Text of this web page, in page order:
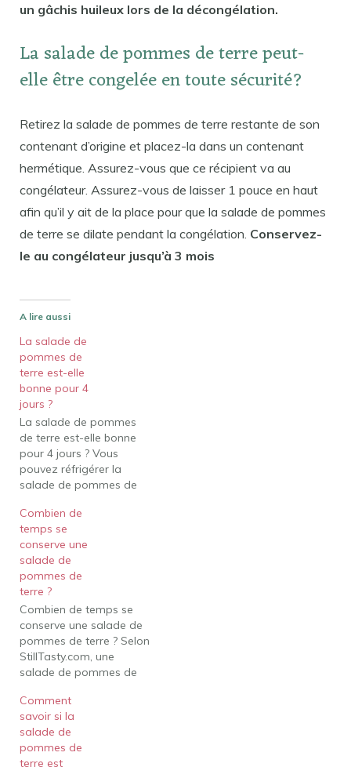
un gâchis huileux lors de la décongélation.
La salade de pommes de terre peut-
elle être congelée en toute sécurité?
Retirez la salade de pommes de terre restante de son
contenant d’origine et placez-la dans un contenant
hermétique. Assurez-vous que ce récipient va au
congélateur. Assurez-vous de laisser 1 pouce en haut
afin qu’il y ait de la place pour que la salade de pommes
de terre se dilate pendant la congélation. Conservez-
le au congélateur jusqu’à 3 mois
A lire aussi
La salade de
pommes de
terre est-elle
bonne pour 4
jours ?
La salade de pommes
de terre est-elle bonne
pour 4 jours ? Vous
pouvez réfrigérer la
salade de pommes de
salade de pommes de
terre est un repas de
remplissage populaire
qui peut être préparé
rapidement et
facilement. Si vous
planifiez correctement
votre alimentation, il…
Combien de
temps se
conserve une
salade de
pommes de
terre ?
Combien de temps se
conserve une salade de
pommes de terre ? Selon
StillTasty.com, une
salade de pommes de
soit faite maison ou
achetée en magasin,
assaisonnée de vinaigre
et d'huile ou de
Comment
savoir si la
salade de
pommes de
terre est